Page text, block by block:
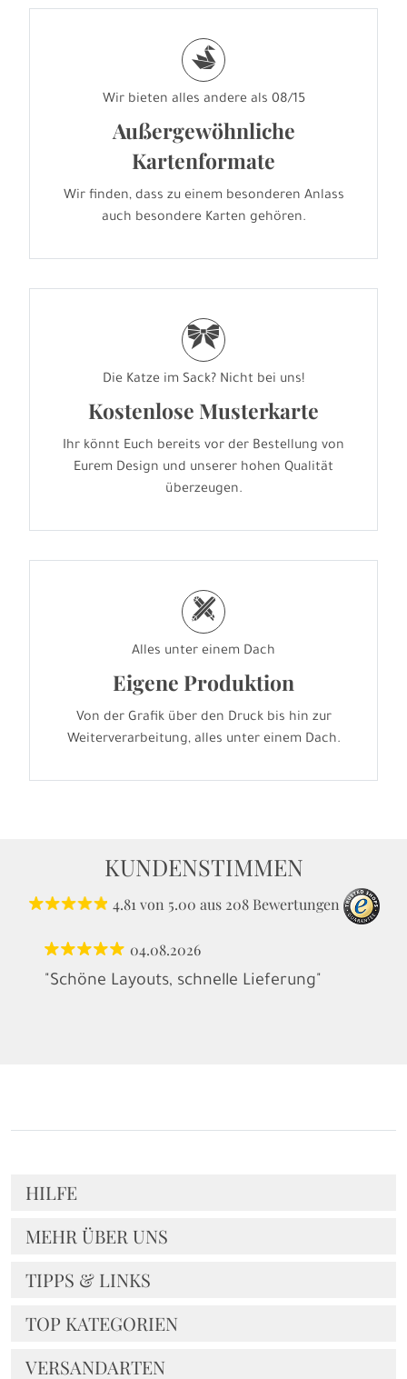
s
Wir bieten alles andere als 08/15
Außergewöhnliche
Kartenformate
Wir finden, dass zu einem besonderen Anlass
auch besondere Karten gehören.
r
Die Katze im Sack? Nicht bei uns!
Kostenlose Musterkarte
Ihr könnt Euch bereits vor der Bestellung von
Eurem Design und unserer hohen Qualität
überzeugen.
h
Alles unter einem Dach
Eigene Produktion
Von der Grafik über den Druck bis hin zur
Weiterverarbeitung, alles unter einem Dach.
KUNDENSTIMMEN
4.81 von 5.00 aus 208 Bewertungen
04.08.2026
"Schöne Layouts, schnelle Lieferung"
HILFE
MEHR ÜBER UNS
TIPPS & LINKS
TOP KATEGORIEN
VERSANDARTEN